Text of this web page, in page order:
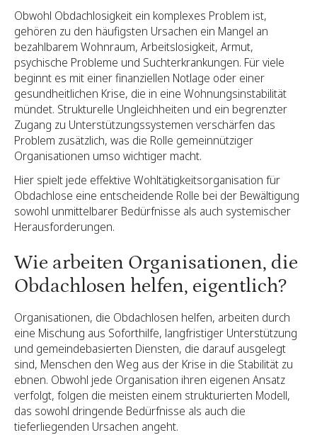
Obwohl Obdachlosigkeit ein komplexes Problem ist,
gehören zu den häufigsten Ursachen ein Mangel an
bezahlbarem Wohnraum, Arbeitslosigkeit, Armut,
psychische Probleme und Suchterkrankungen. Für viele
beginnt es mit einer finanziellen Notlage oder einer
gesundheitlichen Krise, die in eine Wohnungsinstabilität
mündet. Strukturelle Ungleichheiten und ein begrenzter
Zugang zu Unterstützungssystemen verschärfen das
Problem zusätzlich, was die Rolle gemeinnütziger
Organisationen umso wichtiger macht.
Hier spielt jede effektive Wohltätigkeitsorganisation für
Obdachlose eine entscheidende Rolle bei der Bewältigung
sowohl unmittelbarer Bedürfnisse als auch systemischer
Herausforderungen.
Wie arbeiten Organisationen, die
Obdachlosen helfen, eigentlich?
Organisationen, die Obdachlosen helfen, arbeiten durch
eine Mischung aus Soforthilfe, langfristiger Unterstützung
und gemeindebasierten Diensten, die darauf ausgelegt
sind, Menschen den Weg aus der Krise in die Stabilität zu
ebnen. Obwohl jede Organisation ihren eigenen Ansatz
verfolgt, folgen die meisten einem strukturierten Modell,
das sowohl dringende Bedürfnisse als auch die
tieferliegenden Ursachen angeht.